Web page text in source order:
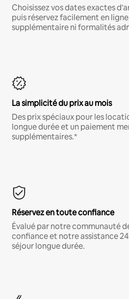
Choisissez vos dates exactes
puis réservez facilement en
supplémentaire ni formalités
La simplicité du prix au mois
Des prix spéciaux pour les
longue durée et un paiement
supplémentaires.*
Réservez en toute confiance
Évalué par notre communauté
confiance et notre assistance
séjour longue durée.